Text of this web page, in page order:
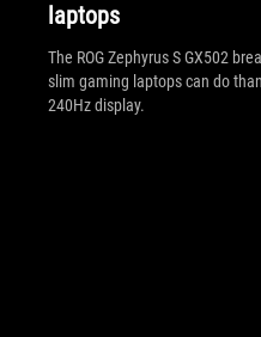
laptops
The ROG Zephyrus S GX502
slim gaming laptops can do
240Hz display.